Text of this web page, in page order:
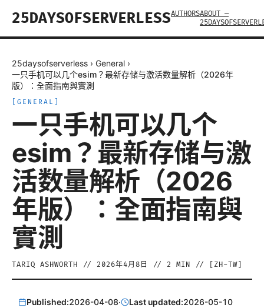
25DAYSOFSERVERLESSAUTHORSABOUT —
25daysofserverless › General ›
一只手机可以几个esim？最新存储与激活数量解析（2026年
版）：全面指南與實測
GENERAL
一只手机可以几个
esim？最新存储与激
活数量解析（2026
年版）：全面指南與
實測
TARIQ ASHWORTH // 2026年4月8日 // 2 MIN // [ ZH-TW
Published:2026-04-08· Last updated:2026-05-10